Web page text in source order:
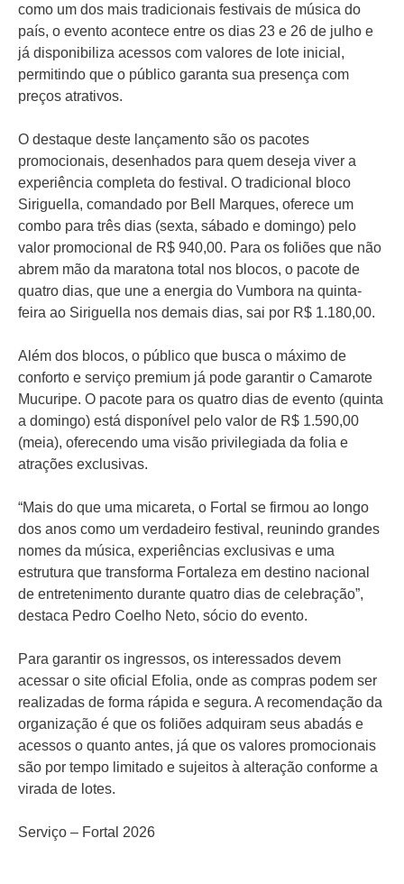
como um dos mais tradicionais festivais de música do
país, o evento acontece entre os dias 23 e 26 de julho e
já disponibiliza acessos com valores de lote inicial,
permitindo que o público garanta sua presença com
preços atrativos.
O destaque deste lançamento são os pacotes
promocionais, desenhados para quem deseja viver a
experiência completa do festival. O tradicional bloco
Siriguella, comandado por Bell Marques, oferece um
combo para três dias (sexta, sábado e domingo) pelo
valor promocional de R$ 940,00. Para os foliões que não
abrem mão da maratona total nos blocos, o pacote de
quatro dias, que une a energia do Vumbora na quinta-
feira ao Siriguella nos demais dias, sai por R$ 1.180,00.
Além dos blocos, o público que busca o máximo de
conforto e serviço premium já pode garantir o Camarote
Mucuripe. O pacote para os quatro dias de evento (quinta
a domingo) está disponível pelo valor de R$ 1.590,00
(meia), oferecendo uma visão privilegiada da folia e
atrações exclusivas.
“Mais do que uma micareta, o Fortal se firmou ao longo
dos anos como um verdadeiro festival, reunindo grandes
nomes da música, experiências exclusivas e uma
estrutura que transforma Fortaleza em destino nacional
de entretenimento durante quatro dias de celebração”,
destaca Pedro Coelho Neto, sócio do evento.
Para garantir os ingressos, os interessados devem
acessar o site oficial Efolia, onde as compras podem ser
realizadas de forma rápida e segura. A recomendação da
organização é que os foliões adquiram seus abadás e
acessos o quanto antes, já que os valores promocionais
são por tempo limitado e sujeitos à alteração conforme a
virada de lotes.
Serviço – Fortal 2026